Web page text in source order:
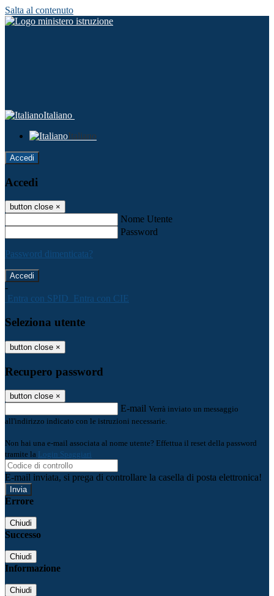
Salta al contenuto
Italiano
Italiano
Accedi
Accedi
button close ×
Nome Utente
Password
Password dimenticata?
-
Entra con SPID Entra con CIE
Seleziona utente
button close ×
Recupero password
button close ×
E-mail Verrà inviato un messaggio
all'indirizzo indicato con le istruzioni necessarie.
Non hai una e-mail associata al nome utente? Effettua il reset della password
tramite la Login Spaggiari
E-mail inviata, si prega di controllare la casella di posta elettronica!
Errore
Chiudi
Successo
Chiudi
Informazione
Chiudi